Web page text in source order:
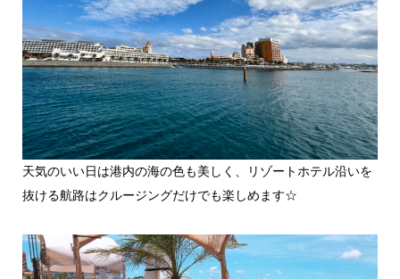
天気のいい日は港内の海の色も美しく、リゾートホテル沿いを
抜ける航路はクルージングだけでも楽しめます☆